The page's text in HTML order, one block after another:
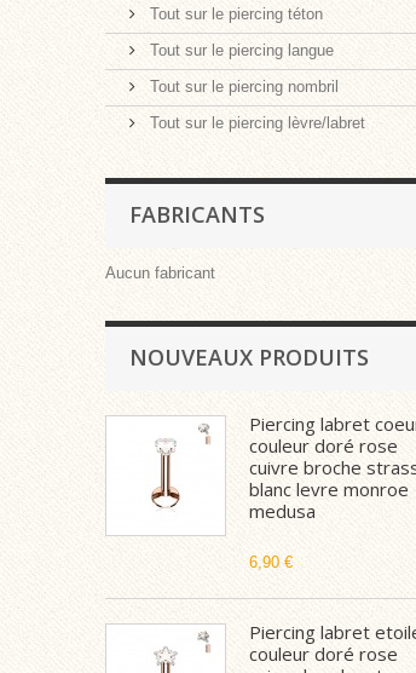
Tout sur le piercing téton
Tout sur le piercing langue
Tout sur le piercing nombril
Tout sur le piercing lèvre/labret
FABRICANTS
Aucun fabricant
NOUVEAUX PRODUITS
Piercing labret
couleur doré rose
cuivre broche
blanc levre monroe
medusa
6,90 €
Piercing labret
couleur doré rose